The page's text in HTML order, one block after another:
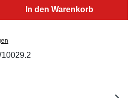
Gib den gewünschten
In den Warenkorb